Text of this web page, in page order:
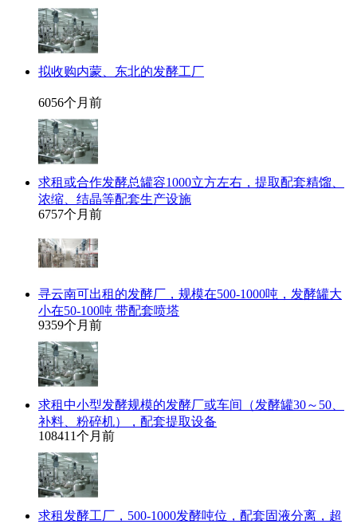
拟收购内蒙、东北的发酵工厂
6056个月前
求租或合作发酵总罐容1000立方左右，提取配套精馏、
浓缩、结晶等配套生产设施
6757个月前
寻云南可出租的发酵厂，规模在500-1000吨，发酵罐大
小在50-100吨 带配套喷塔
9359个月前
求租中小型发酵规模的发酵厂或车间（发酵罐30～50、
补料、粉碎机），配套提取设备
108411个月前
求租发酵工厂，500-1000发酵吨位，配套固液分离，超